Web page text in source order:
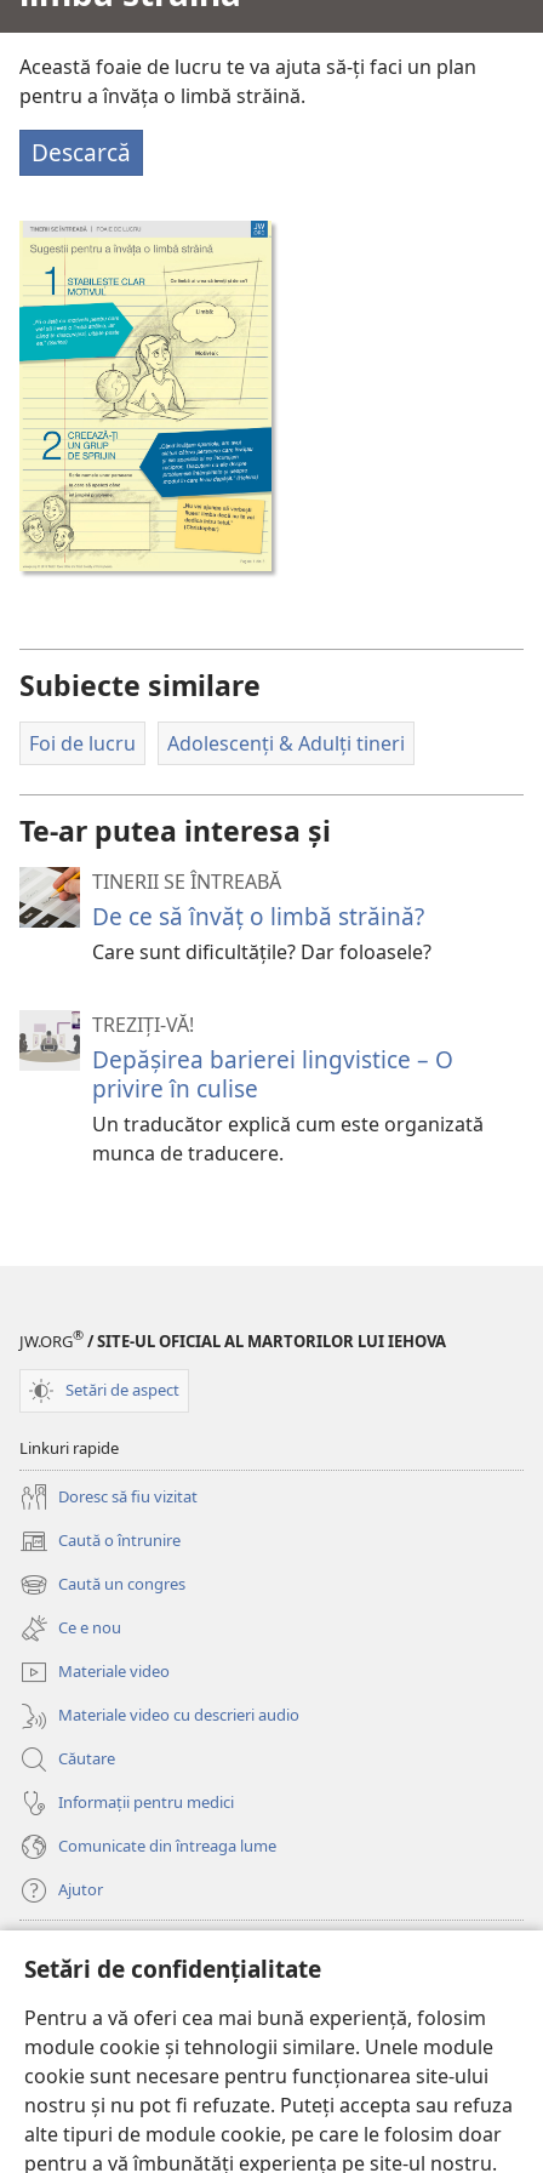
Setări de confidențialitate
Pentru a vă oferi cea mai bună experiență, folosim
module cookie și tehnologii similare. Unele module
cookie sunt necesare pentru funcționarea site-ului
nostru și nu pot fi refuzate. Puteți accepta sau refuza
alte tipuri de module cookie, pe care le folosim doar
pentru a vă îmbunătăți experiența pe site-ul nostru.
Această foaie de lucru te va ajuta să-ți faci un plan
pentru a învăța o limbă străină.
Descarcă
Subiecte similare
Foi de lucru Adolescenți & Adulți tineri
Te-ar putea interesa și
TINERII SE ÎNTREABĂ
De ce să învăț o limbă străină?
Care sunt dificultățile? Dar foloasele?
TREZIȚI-VĂ!
Depășirea barierei lingvistice – O
privire în culise
Un traducător explică cum este organizată
munca de traducere.
JW.ORG® / SITE-UL OFICIAL AL MARTORILOR LUI IEHOVA
Setări de aspect
Linkuri rapide
Doresc să fiu vizitat
Caută o întrunire
(se
deschide
o
fereastră
nouă)
Caută un congres
(se
deschide
o
fereastră
nouă)
Ce e nou
Materiale video
Materiale video cu descrieri audio
Căutare
Informații pentru medici
Comunicate din întreaga lume
Ajutor
(se
deschide
o
fereastră
nouă)
Watchtower – BIBLIOTECĂ ONLINE™
(se
deschide
o
fereastră
JW Hub ®
(se
deschide
o
fereastră
JW Library®